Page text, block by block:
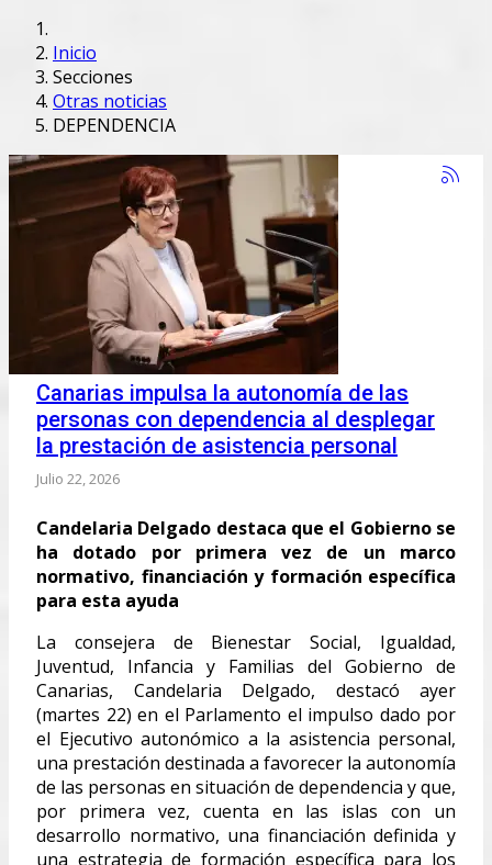
Inicio
Secciones
Otras noticias
DEPENDENCIA
Canarias impulsa la autonomía de las
personas con dependencia al desplegar
la prestación de asistencia personal
Julio 22, 2026
Candelaria Delgado destaca que el Gobierno se
ha dotado por primera vez de un marco
normativo, financiación y formación específica
para esta ayuda
La consejera de Bienestar Social, Igualdad,
Juventud, Infancia y Familias del Gobierno de
Canarias, Candelaria Delgado, destacó ayer
(martes 22) en el Parlamento el impulso dado por
el Ejecutivo autonómico a la asistencia personal,
una prestación destinada a favorecer la autonomía
de las personas en situación de dependencia y que,
por primera vez, cuenta en las islas con un
desarrollo normativo, una financiación definida y
una estrategia de formación específica para los